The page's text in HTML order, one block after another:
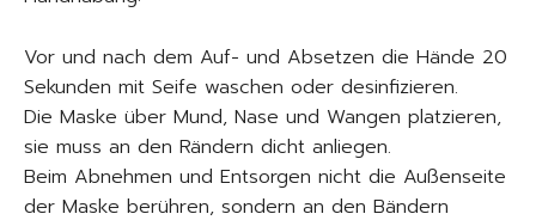
Vor und nach dem Auf- und Absetzen die Hände 20
Sekunden mit Seife waschen oder desinfizieren.
Die Maske über Mund, Nase und Wangen platzieren,
sie muss an den Rändern dicht anliegen.
Beim Abnehmen und Entsorgen nicht die Außenseite
der Maske berühren, sondern an den Bändern